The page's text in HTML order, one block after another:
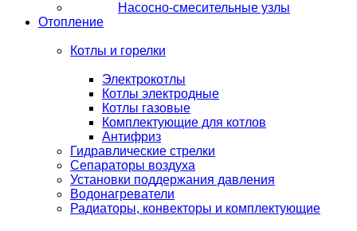
Насосно-смесительные узлы
Отопление
Котлы и горелки
Электрокотлы
Котлы электродные
Котлы газовые
Комплектующие для котлов
Антифриз
Гидравлические стрелки
Сепараторы воздуха
Установки поддержания давления
Водонагреватели
Радиаторы, конвекторы и комплектующие